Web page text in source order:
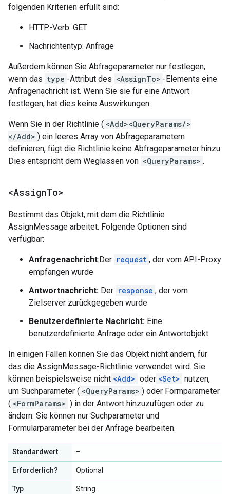
folgenden Kriterien erfüllt sind:
HTTP-Verb: GET
Nachrichtentyp: Anfrage
Außerdem können Sie Abfrageparameter nur festlegen,
wenn das type -Attribut des <AssignTo> -Elements eine
Anfragenachricht ist. Wenn Sie sie für eine Antwort
festlegen, hat dies keine Auswirkungen.
Wenn Sie in der Richtlinie ( <Add><QueryParams/>
</Add> ) ein leeres Array von Abfrageparametern
definieren, fügt die Richtlinie keine Abfrageparameter hinzu.
Dies entspricht dem Weglassen von <QueryParams> .
<AssignTo>
Bestimmt das Objekt, mit dem die Richtlinie
AssignMessage arbeitet. Folgende Optionen sind
verfügbar:
Anfragenachricht:Der request , der vom API-Proxy
empfangen wurde
Antwortnachricht: Der response , der vom
Zielserver zurückgegeben wurde
Benutzerdefinierte Nachricht: Eine
benutzerdefinierte Anfrage oder ein Antwortobjekt
In einigen Fällen können Sie das Objekt nicht ändern, für
das die AssignMessage-Richtlinie verwendet wird. Sie
können beispielsweise nicht <Add> oder <Set> nutzen,
um Suchparameter ( <QueryParams> ) oder Formparameter
( <FormParams> ) in der Antwort hinzuzufügen oder zu
ändern. Sie können nur Suchparameter und
Formularparameter bei der Anfrage bearbeiten.
Standardwert –
Erforderlich? Optional
Typ String